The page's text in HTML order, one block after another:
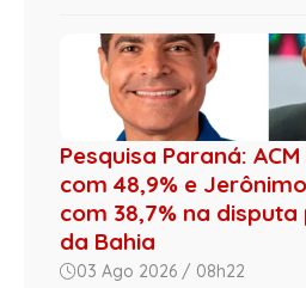
Pesquisa Paraná:
com 48,9% e
com 38,7% na
da Bahia
03 Ago 2026 / 08h22